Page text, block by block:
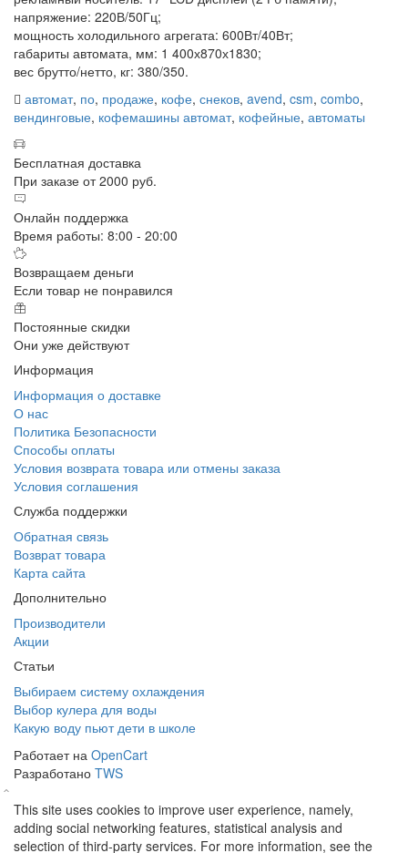
напряжение: 220В/50Гц;
мощность холодильного агрегата: 600Вт/40Вт;
габариты автомата, мм: 1 400х870х1830;
вес брутто/нетто, кг: 380/350.
автомат, по, продаже, кофе, снеков, avend, csm, combo,
вендинговые, кофемашины автомат, кофейные, автоматы
Бесплатная доставка
При заказе от 2000 руб.
Онлайн поддержка
Время работы: 8:00 - 20:00
Возвращаем деньги
Если товар не понравился
Постоянные скидки
Они уже действуют
Информация
Информация о доставке
О нас
Политика Безопасности
Способы оплаты
Условия возврата товара или отмены заказа
Условия соглашения
Служба поддержки
Обратная связь
Возврат товара
Карта сайта
Дополнительно
Производители
Акции
Статьи
Выбираем систему охлаждения
Выбор кулера для воды
Какую воду пьют дети в школе
Работает на OpenCart
Разработано TWS
This site uses cookies to improve user experience, namely,
adding social networking features, statistical analysis and
selection of third-party services. For more information, see the